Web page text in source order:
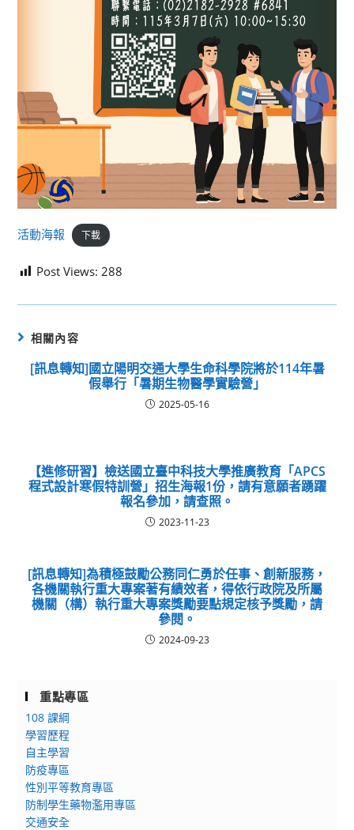
活動海報 下載
Post Views: 288
相關內容
[訊息轉知]國立陽明交通大學生命科學院將於114年暑
假舉行「暑期生物醫學實驗營」
2025-05-16
【進修研習】檢送國立臺中科技大學推廣教育「APCS
程式設計寒假特訓營」招生海報1份，請有意願者踴躍
報名參加，請查照。
2023-11-23
[訊息轉知]為積極鼓勵公務同仁勇於任事、創新服務，
各機關執行重大專案著有績效者，得依行政院及所屬
機關（構）執行重大專案獎勵要點規定核予獎勵，請
參閱。
2024-09-23
重點專區
108 課綱
學習歷程
自主學習
防疫專區
性別平等教育專區
防制學生藥物濫用專區
交通安全